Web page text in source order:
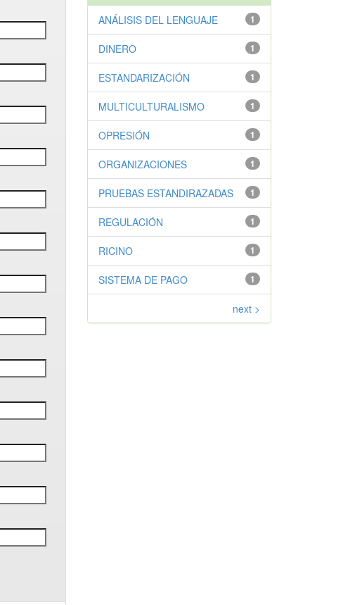
1
ANÁLISIS DEL LENGUAJE
1
DINERO
1
ESTANDARIZACIÓN
1
MULTICULTURALISMO
1
OPRESIÓN
1
ORGANIZACIONES
1
PRUEBAS ESTANDIRAZADAS
1
REGULACIÓN
1
RICINO
1
SISTEMA DE PAGO
next >